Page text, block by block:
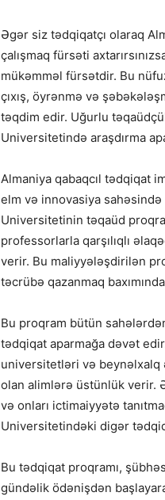
Əgər siz tədqiqatçı olaraq
çalışmaq fürsəti
mükəmməl fürsətdir. Bu
çıxış, öyrənmə və
təqdim edir. Uğurlu
Universitetində araşdırma
Almaniya qabaqcıl tədqiqat
elm və innovasiya
Universitetinin təqaüd
professorlarla qarşılıqlı
verir. Bu maliyyələşdirilən
təcrübə qazanmaq
Bu proqram bütün
tədqiqat aparmağa dəvət
universitetləri və beynəlxalq
olan alimlərə üstünlük verir.
və onları ictimaiyyətə
Universitetindəki digər
Bu tədqiqat proqramı,
gündəlik ödənişdən